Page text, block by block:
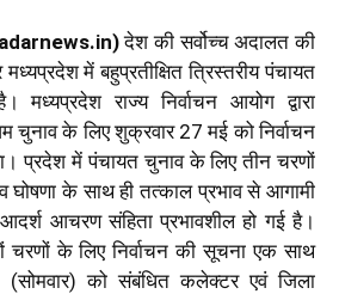
देश की सर्वोच्च अदालत की
में बहुप्रतीक्षित त्रिस्तरीय पंचायत
राज्य निर्वाचन आयोग द्वारा
चुनाव के लिए शुक्रवार 27 मई को निर्वाचन
प्रदेश में पंचायत चुनाव के लिए तीन चरणों
घोषणा के साथ ही तत्काल प्रभाव से आगामी
आचरण संहिता प्रभावशील हो गई है।
चरणों के लिए निर्वाचन की सूचना एक साथ
को संबंधित कलेक्टर एवं जिला